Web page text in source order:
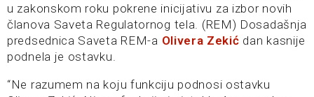
u zakonskom roku pokrene inicijativu za izbor novih
članova Saveta Regulatornog tela. (REM) Dosadašnja
predsednica Saveta REM-a Olivera Zekić dan kasnije
podnela je ostavku.
“Ne razumem na koju funkciju podnosi ostavku